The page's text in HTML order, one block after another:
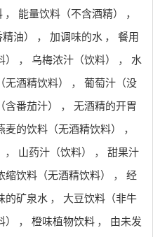
， 能量饮料（不含酒精）
，
油）
， 加调味的水 ，
餐用
， 乌梅浓汁（饮料） ，
水
酒精饮料） ，
葡萄汁（没
番茄汁） ，
无酒精的开胃
麦的饮料（无酒精饮料）
，
， 山药汁（饮料） ，
甜果汁
缩饮料（无酒精饮料） ，
经
的矿泉水 ，
大豆饮料（非牛
， 橙味植物饮料 ，
由未发